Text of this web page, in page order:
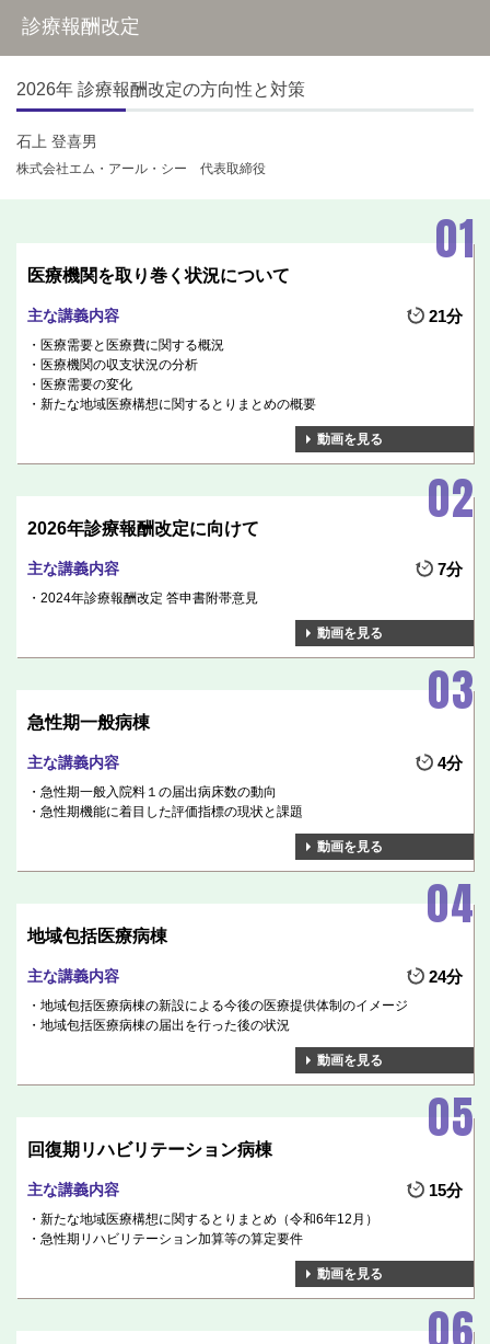
診療報酬改定
2026年 診療報酬改定の方向性と対策
石上 登喜男
株式会社エム・アール・シー 代表取締役
医療機関を取り巻く状況について
主な講義内容 21分
医療需要と医療費に関する概況
医療機関の収支状況の分析
医療需要の変化
新たな地域医療構想に関するとりまとめの概要
動画を見る
2026年診療報酬改定に向けて
主な講義内容 7分
2024年診療報酬改定 答申書附帯意見
動画を見る
急性期一般病棟
主な講義内容 4分
急性期一般入院料１の届出病床数の動向
急性期機能に着目した評価指標の現状と課題
動画を見る
地域包括医療病棟
主な講義内容 24分
地域包括医療病棟の新設による今後の医療提供体制のイメージ
地域包括医療病棟の届出を行った後の状況
動画を見る
回復期リハビリテーション病棟
主な講義内容 15分
新たな地域医療構想に関するとりまとめ（令和6年12月）
急性期リハビリテーション加算等の算定要件
動画を見る